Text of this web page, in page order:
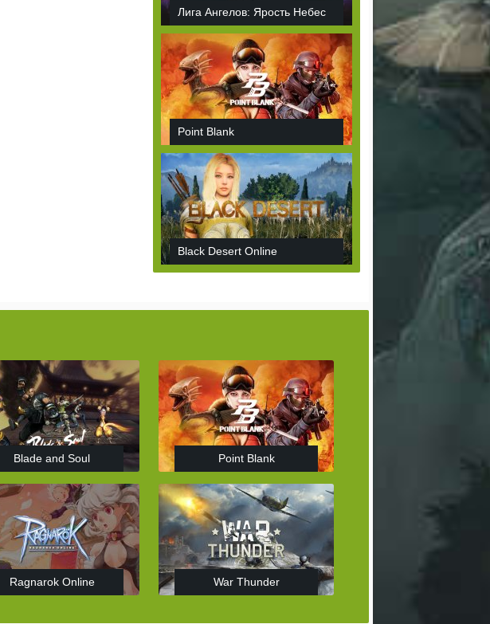
Лига Ангелов: Ярость Небес
Point Blank
Black Desert Online
Blade and Soul Point Blank
Ragnarok Online War Thunder